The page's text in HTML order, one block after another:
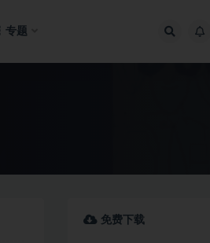
专题
免费下载